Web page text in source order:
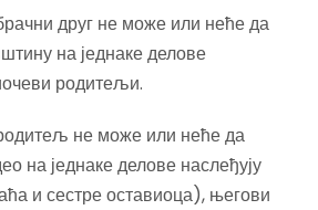
друг не може или неће да
на једнаке делове
родитељи.
не може или неће да
на једнаке делове наслеђују
и сестре оставиоца), његови